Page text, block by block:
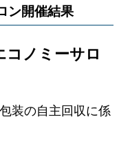
ン開催結果
ノミーサロ
装の自主回収に係